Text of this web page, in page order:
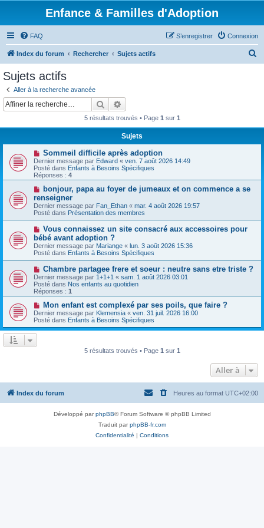
Enfance & Familles d'Adoption
FAQ Connexion
S’enregistrer
Index du forum Rechercher Sujets actifs
r
Sujets actifs
Aller à la recherche avancée
Rechercher
5 résultats trouvés • Page 1 sur 1
Sujets
N
o
u
v
e
a
u
m
e
s
s
a
g
e
Sommeil difficile après adoption
Dernier message par Edward « ven. 7 août 2026 14:49
Posté dans Enfants à Besoins Spécifiques
Réponses : 4
N
u
v
e
a
u
m
e
s
a
g
e
bonjour, papa au foyer de jumeaux et on commence a se
renseigner
Dernier message par Fan_Ethan « mar. 4 août 2026 19:57
Posté dans Présentation des membres
N
o
u
v
e
a
u
m
e
s
s
g
e
Vous connaissez un site consacré aux accessoires pour
bébé avant adoption ?
Dernier message par Mariange « lun. 3 août 2026 15:36
Posté dans Enfants à Besoins Spécifiques
N
o
u
v
e
a
u
m
e
s
Chambre partagee frere et soeur : neutre sans etre triste ?
Dernier message par 1+1+1 « sam. 1 août 2026 03:01
Posté dans Nos enfants au quotidien
Réponses : 1
N
o
u
v
e
a
e
Mon enfant est complexé par ses poils, que faire ?
Dernier message par Klemensia « ven. 31 juil. 2026 16:00
Posté dans Enfants à Besoins Spécifiques
5 résultats trouvés • Page 1 sur 1
Aller à
Index du forum Heures au format UTC+02:00
Développé parphpBB® Forum Software © phpBB Limited
Traduit parphpBB-fr.com
Confidentialité | Conditions